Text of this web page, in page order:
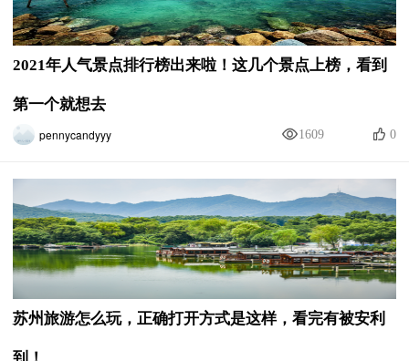
2021年人气景点排行榜出来啦！这几个景点上榜，看到
第一个就想去
pennycandyyy 0
1609
苏州旅游怎么玩，正确打开方式是这样，看完有被安利
到！